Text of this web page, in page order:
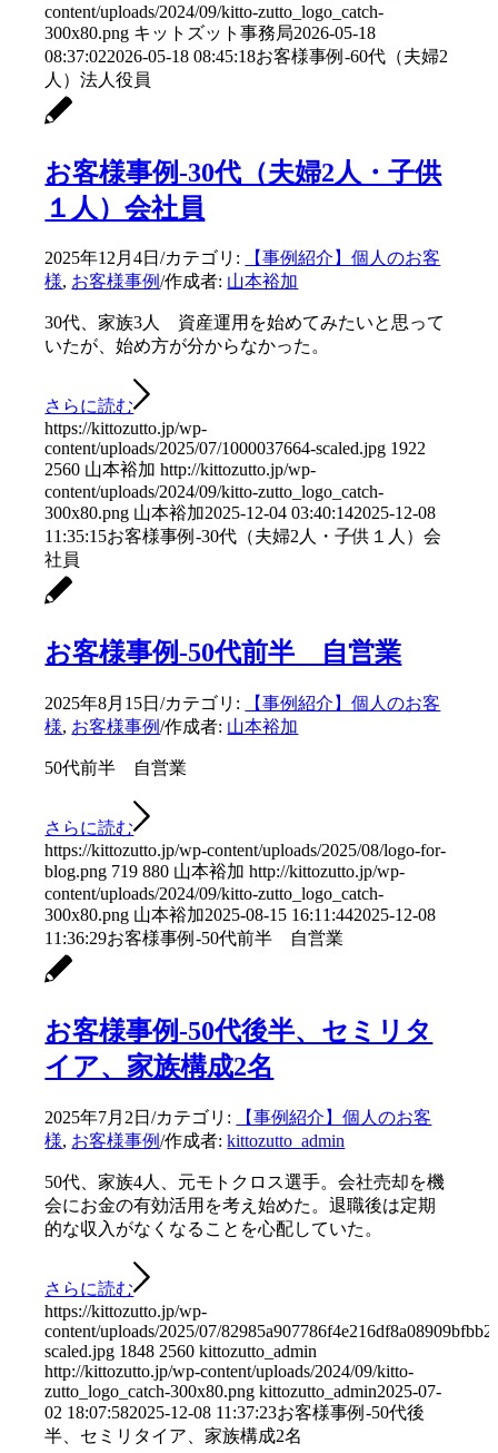
content/uploads/2024/09/kitto-zutto_logo_catch-
300x80.png キットズット事務局2026-05-18
08:37:022026-05-18 08:45:18お客様事例-60代（夫婦2
人）法人役員
お客様事例-30代（夫婦2人・子供
１人）会社員
2025年12月4日/カテゴリ:
【事例紹介】個人のお客
様, お客様事例/作成者: 山本裕加
30代、家族3人 資産運用を始めてみたいと思って
いたが、始め方が分からなかった。
さらに読む
https://kittozutto.jp/wp-
content/uploads/2025/07/1000037664-scaled.jpg 1922
2560 山本裕加 http://kittozutto.jp/wp-
content/uploads/2024/09/kitto-zutto_logo_catch-
300x80.png 山本裕加2025-12-04 03:40:142025-12-08
11:35:15お客様事例-30代（夫婦2人・子供１人）会
社員
お客様事例-50代前半 自営業
2025年8月15日/カテゴリ:
【事例紹介】個人のお客
様, お客様事例/作成者: 山本裕加
50代前半 自営業
さらに読む
https://kittozutto.jp/wp-content/uploads/2025/08/logo-for-
blog.png 719 880 山本裕加 http://kittozutto.jp/wp-
content/uploads/2024/09/kitto-zutto_logo_catch-
300x80.png 山本裕加2025-08-15 16:11:442025-12-08
11:36:29お客様事例-50代前半 自営業
お客様事例-50代後半、セミリタ
イア、家族構成2名
2025年7月2日/カテゴリ:
【事例紹介】個人のお客
様, お客様事例/作成者:kittozutto_admin
50代、家族4人、元モトクロス選手。会社売却を機
会にお金の有効活用を考え始めた。退職後は定期
的な収入がなくなることを心配していた。
さらに読む
https://kittozutto.jp/wp-
content/uploads/2025/07/82985a907786f4e216df8a08909bfbb2-
scaled.jpg 1848 2560 kittozutto_admin
http://kittozutto.jp/wp-content/uploads/2024/09/kitto-
zutto_logo_catch-300x80.png kittozutto_admin2025-07-
02 18:07:582025-12-08 11:37:23お客様事例-50代後
半、セミリタイア、家族構成2名